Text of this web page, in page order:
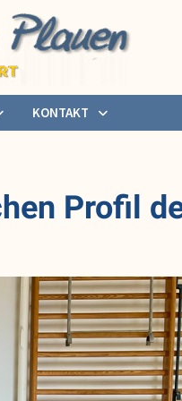
KONTAKT
Profil